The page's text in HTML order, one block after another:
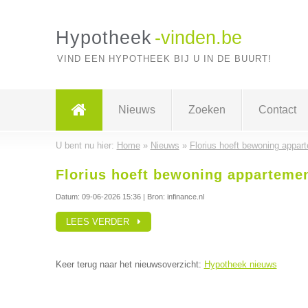
Hypotheek -vinden.be
VIND EEN HYPOTHEEK BIJ U IN DE BUURT!
Nieuws Zoeken Contact
U bent nu hier: Home» Nieuws » Florius hoeft bewoning
Florius hoeft bewoning
Datum: 09-06-2026 15:36| Bron: infinance.nl
LEES VERDER
Keer terug naar het nieuwsoverzicht: Hypotheek nieuws